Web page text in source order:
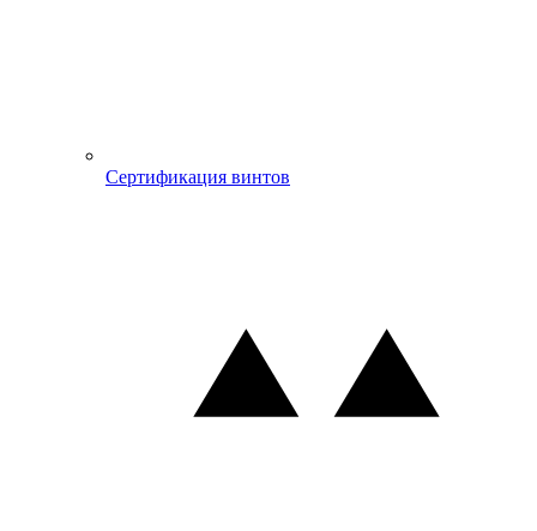
Сертификация винтов